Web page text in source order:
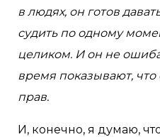
в людях, он готов
судить по одному
целиком. И он не
время показывают, что
прав.
И, конечно, я думаю,